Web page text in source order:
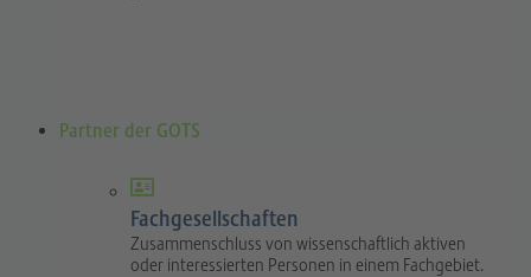
Partner der GOTS
Fachgesellschaften
Zusammenschluss von wissenschaftlich aktiven
oder interessierten Personen in einem Fachgebiet.